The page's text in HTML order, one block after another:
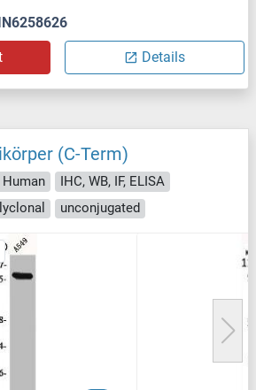
Details
(C-Term)
IHC, WB, IF, ELISA
unconjugated